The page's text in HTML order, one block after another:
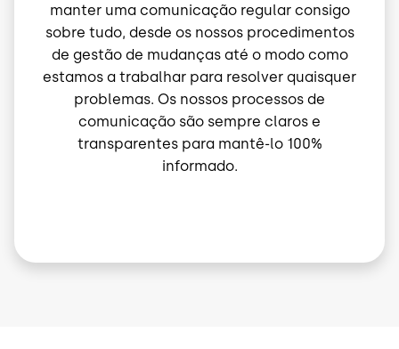
manter uma comunicação regular consigo
sobre tudo, desde os nossos procedimentos
de gestão de mudanças até o modo como
estamos a trabalhar para resolver quaisquer
problemas. Os nossos processos de
comunicação são sempre claros e
transparentes para mantê-lo 100%
informado.